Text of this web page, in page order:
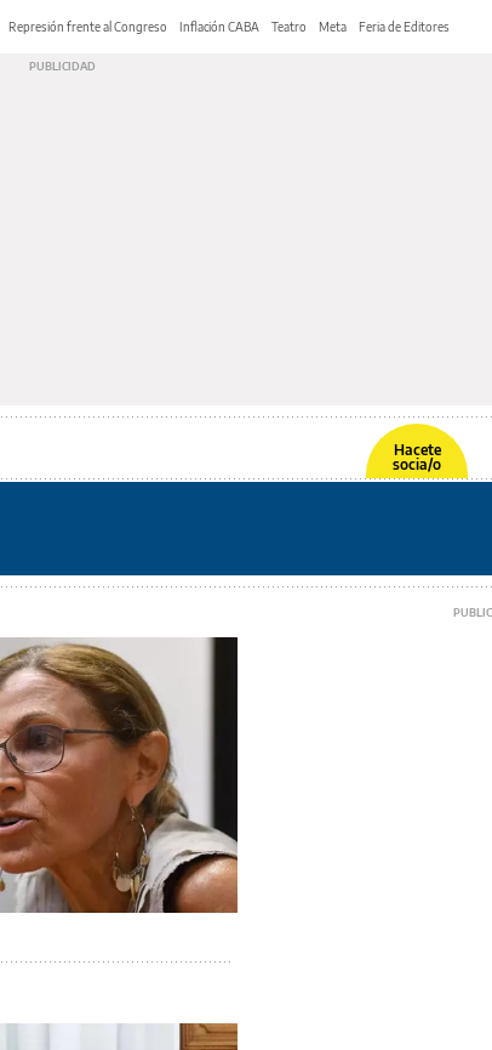
Represión frente al Congreso Inflación CABA Teatro Meta Feria de Editores
Hacete
socia/o